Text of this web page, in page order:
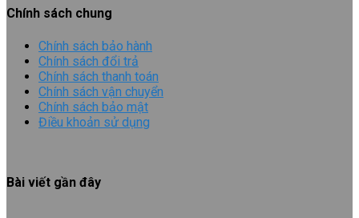
Chính sách chung
Chính sách bảo hành
Chính sách đổi trả
Chính sách thanh toán
Chính sách vận chuyển
Chính sách bảo mật
Điều khoản sử dụng
Bài viết gần đây